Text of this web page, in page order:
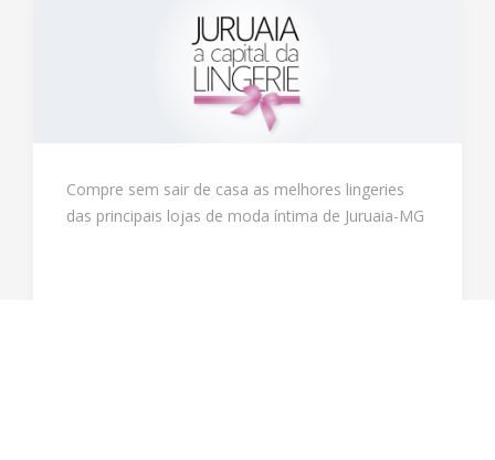
Compre sem sair de casa as melhores lingeries
das principais lojas de moda íntima de Juruaia-MG